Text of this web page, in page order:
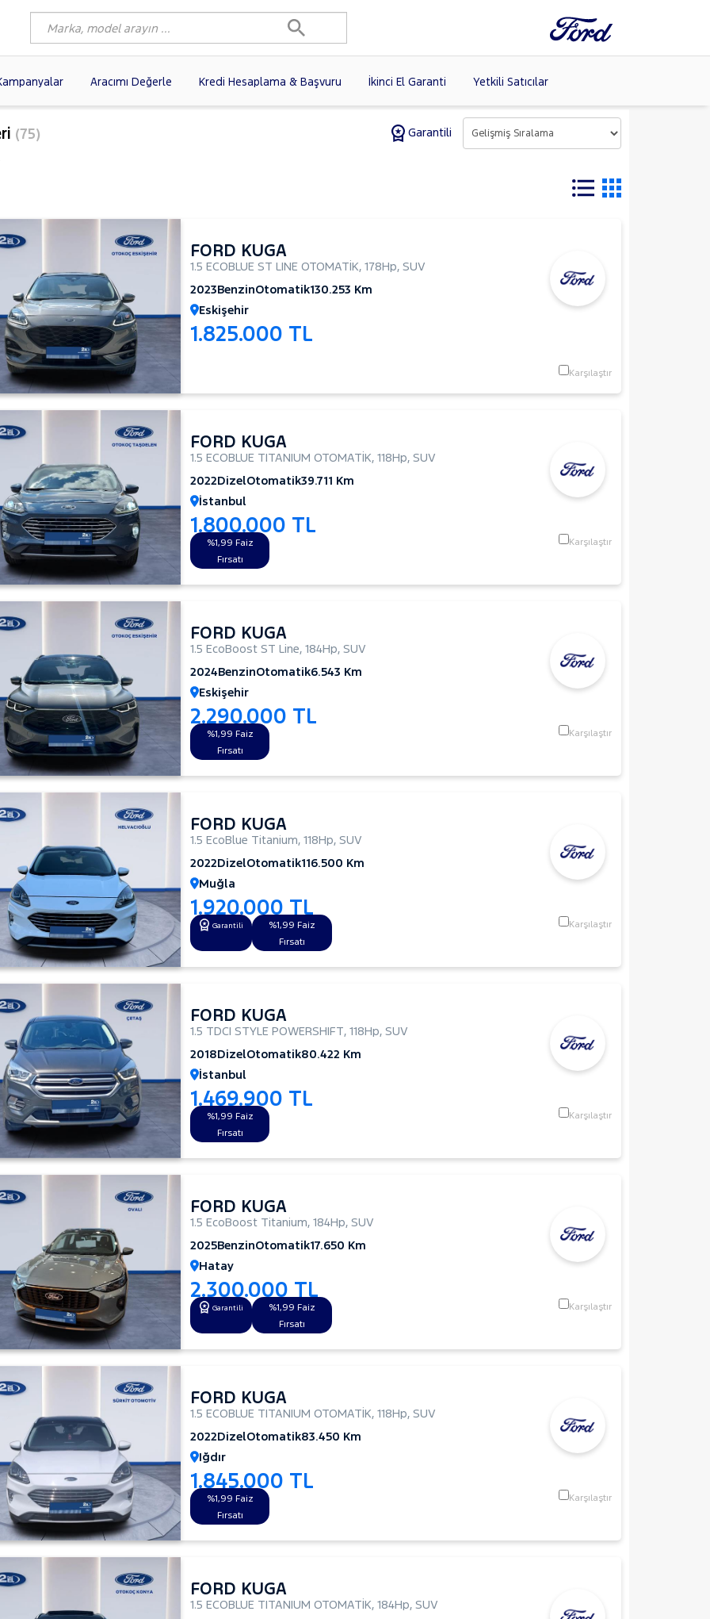
Aracımı Değerle Kredi Hesaplama & Başvuru İkinci El Garanti Yetkili Satıcılar
(75)
Garantili
FORD KUGA
1.5 ECOBLUE ST LINE OTOMATİK, 178Hp, SUV
2023BenzinOtomatik130.253 Km
Eskişehir
1.825.000 TL
Karşılaştır
FORD KUGA
1.5 ECOBLUE TITANIUM OTOMATİK, 118Hp, SUV
2022DizelOtomatik39.711 Km
İstanbul
1.800.000 TL
%1,99 Faiz
Fırsatı
Karşılaştır
FORD KUGA
1.5 EcoBoost ST Line, 184Hp, SUV
2024BenzinOtomatik6.543 Km
Eskişehir
2.290.000 TL
%1,99 Faiz
Fırsatı
Karşılaştır
FORD KUGA
1.5 EcoBlue Titanium, 118Hp, SUV
2022DizelOtomatik116.500 Km
Muğla
1.920.000 TL
Garantili
%1,99 Faiz
Fırsatı
Karşılaştır
FORD KUGA
1.5 TDCI STYLE POWERSHIFT, 118Hp, SUV
2018DizelOtomatik80.422 Km
İstanbul
1.469.900 TL
%1,99 Faiz
Fırsatı
Karşılaştır
FORD KUGA
1.5 EcoBoost Titanium, 184Hp, SUV
2025BenzinOtomatik17.650 Km
Hatay
2.300.000 TL
Garantili
%1,99 Faiz
Fırsatı
Karşılaştır
FORD KUGA
1.5 ECOBLUE TITANIUM OTOMATİK, 118Hp, SUV
2022DizelOtomatik83.450 Km
Iğdır
1.845.000 TL
%1,99 Faiz
Fırsatı
Karşılaştır
FORD KUGA
1.5 ECOBLUE TITANIUM OTOMATİK, 184Hp, SUV